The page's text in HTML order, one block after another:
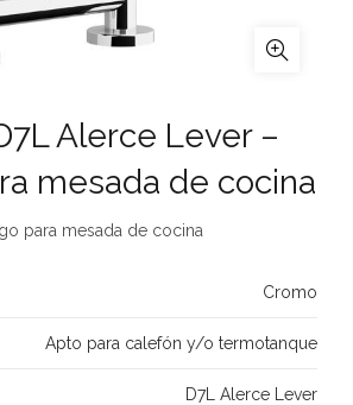
Alerce Lever –
mesada de cocina
para mesada de cocina
Cromo
Apto para calefón y/o termotanque
D7L Alerce Lever